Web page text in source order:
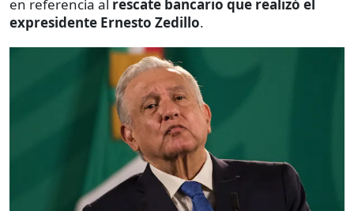
en referencia al rescate bancario que realizó el
expresidente Ernesto Zedillo.